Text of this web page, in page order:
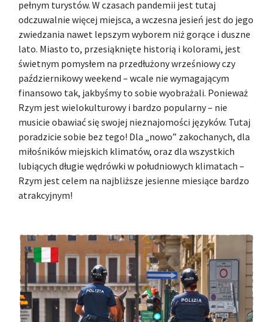
pełnym turystów. W czasach pandemii jest tutaj
odczuwalnie więcej miejsca, a wczesna jesień jest do jego
zwiedzania nawet lepszym wyborem niż gorące i duszne
lato. Miasto to, przesiąknięte historią i kolorami, jest
świetnym pomysłem na przedłużony wrześniowy czy
październikowy weekend – wcale nie wymagającym
finansowo tak, jakbyśmy to sobie wyobrażali. Ponieważ
Rzym jest wielokulturowy i bardzo popularny – nie
musicie obawiać się swojej nieznajomości języków. Tutaj
poradzicie sobie bez tego! Dla „nowo” zakochanych, dla
miłośników miejskich klimatów, oraz dla wszystkich
lubiących długie wędrówki w południowych klimatach –
Rzym jest celem na najbliższe jesienne miesiące bardzo
atrakcyjnym!